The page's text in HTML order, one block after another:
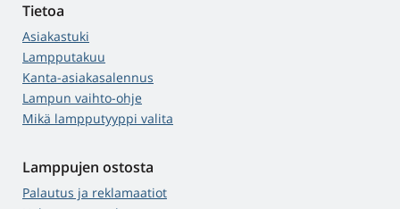
Tietoa
Asiakastuki
Lampputakuu
Kanta-asiakasalennus
Lampun vaihto-ohje
Mikä lampputyyppi valita
Lamppujen ostosta
Palautus ja reklamaatiot